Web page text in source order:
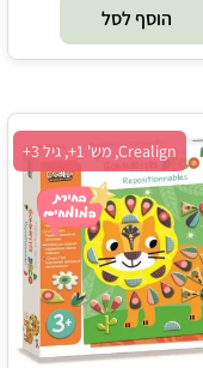
הוסף לסל
Crealign, מש' 1+, גיל 3+